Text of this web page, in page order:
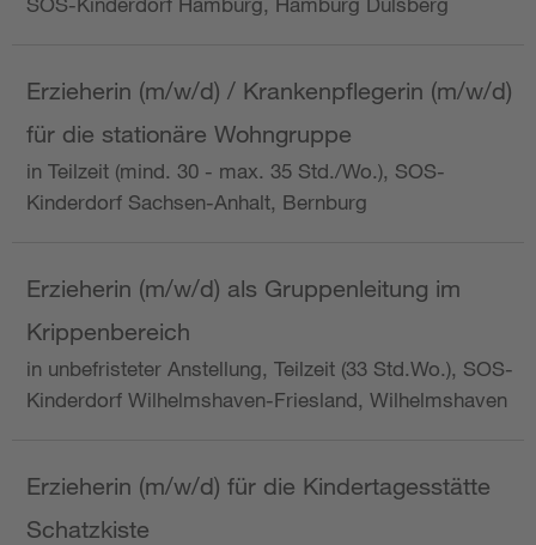
Erzieherin (m/w/d) / Krankenpflegerin (m/w/d)
für die stationäre Wohngruppe
in Teilzeit (mind. 30 - max. 35 Std./Wo.), SOS-
Kinderdorf Sachsen-Anhalt, Bernburg
Erzieherin (m/w/d) als Gruppenleitung im
Krippenbereich
in unbefristeter Anstellung, Teilzeit (33 Std.Wo.), SOS-
Kinderdorf Wilhelmshaven-Friesland, Wilhelmshaven
Erzieherin (m/w/d) für die Kindertagesstätte
Schatzkiste